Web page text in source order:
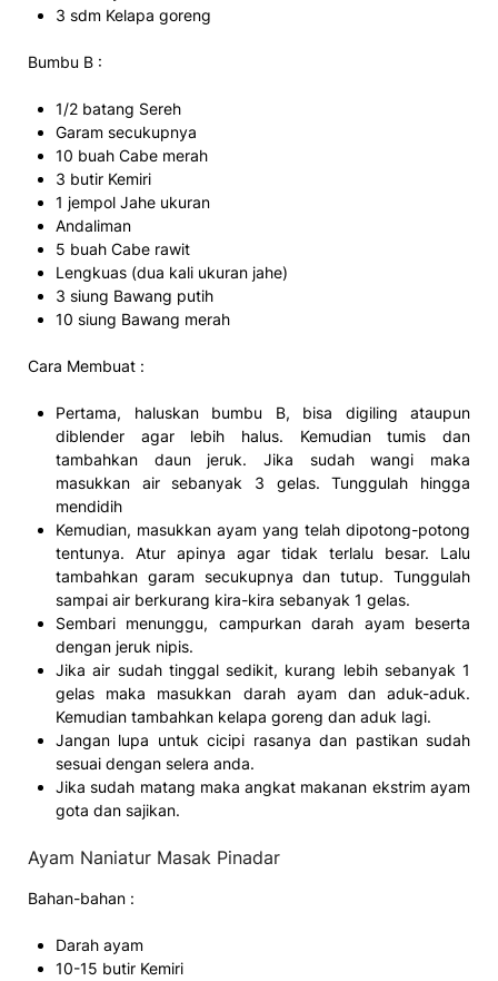
3 sdm Kelapa goreng
Bumbu B :
1/2 batang Sereh
Garam secukupnya
10 buah Cabe merah
3 butir Kemiri
1 jempol Jahe ukuran
Andaliman
5 buah Cabe rawit
Lengkuas (dua kali ukuran jahe)
3 siung Bawang putih
10 siung Bawang merah
Cara Membuat :
Pertama, haluskan bumbu B, bisa digiling ataupun
diblender agar lebih halus. Kemudian tumis dan
tambahkan daun jeruk. Jika sudah wangi maka
masukkan air sebanyak 3 gelas. Tunggulah hingga
mendidih
Kemudian, masukkan ayam yang telah dipotong-potong
tentunya. Atur apinya agar tidak terlalu besar. Lalu
tambahkan garam secukupnya dan tutup. Tunggulah
sampai air berkurang kira-kira sebanyak 1 gelas.
Sembari menunggu, campurkan darah ayam beserta
dengan jeruk nipis.
Jika air sudah tinggal sedikit, kurang lebih sebanyak 1
gelas maka masukkan darah ayam dan aduk-aduk.
Kemudian tambahkan kelapa goreng dan aduk lagi.
Jangan lupa untuk cicipi rasanya dan pastikan sudah
sesuai dengan selera anda.
Jika sudah matang maka angkat makanan ekstrim ayam
gota dan sajikan.
Ayam Naniatur Masak Pinadar
Bahan-bahan :
Darah ayam
10-15 butir Kemiri